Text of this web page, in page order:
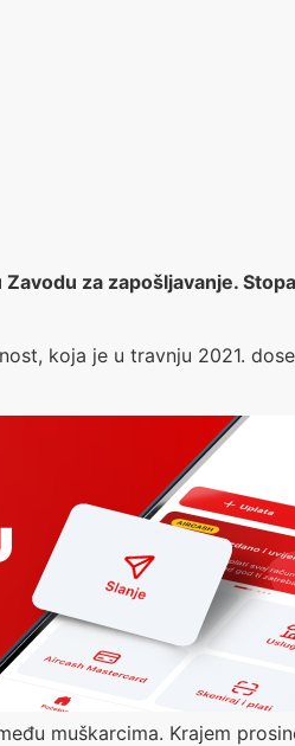
za zapošljavanje.
koja je u travnju 2021.
muškarcima. Krajem